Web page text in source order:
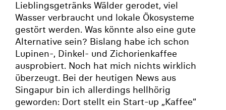
Lieblingsgetränks Wälder gerodet, viel
Wasser verbraucht und lokale Ökosysteme
gestört werden. Was könnte also eine gute
Alternative sein? Bislang habe ich schon
Lupinen-, Dinkel- und Zichorienkaffee
ausprobiert. Noch hat mich nichts wirklich
überzeugt. Bei der heutigen News aus
Singapur bin ich allerdings hellhörig
geworden: Dort stellt ein Start-up „Kaffee“